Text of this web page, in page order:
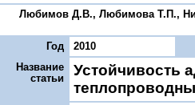
Любимов Д.В., Любимова Т.П.,
Год
2010
Название
статьи
Устойчивость